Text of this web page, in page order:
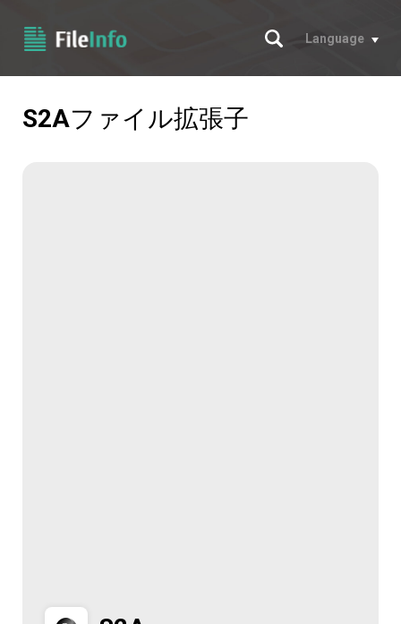
サーチ
Language
S2Aファイル拡張子